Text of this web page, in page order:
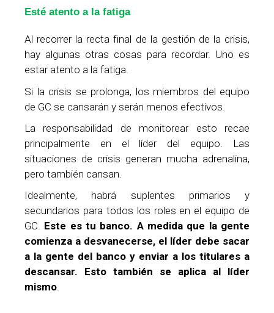
Esté atento a la fatiga
Al recorrer la recta final de la gestión de la crisis,
hay algunas otras cosas para recordar. Uno es
estar atento a la fatiga.
Si la crisis se prolonga, los miembros del equipo
de GC se cansarán y serán menos efectivos.
La responsabilidad de monitorear esto recae
principalmente en el líder del equipo. Las
situaciones de crisis generan mucha adrenalina,
pero también cansan.
Idealmente, habrá suplentes primarios y
secundarios para todos los roles en el equipo de
GC. Este es tu banco. A medida que la gente
comienza a desvanecerse, el líder debe sacar
a la gente del banco y enviar a los titulares a
descansar. Esto también se aplica al líder
mismo.